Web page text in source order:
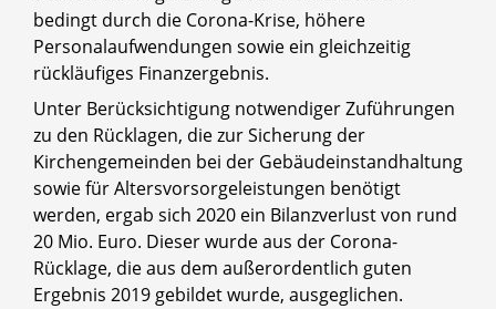
bedingt durch die Corona-Krise, höhere
Personalaufwendungen sowie ein gleichzeitig
rückläufiges Finanzergebnis.
Unter Berücksichtigung notwendiger Zuführungen
zu den Rücklagen, die zur Sicherung der
Kirchengemeinden bei der Gebäudeinstandhaltung
sowie für Altersvorsorgeleistungen benötigt
werden, ergab sich 2020 ein Bilanzverlust von rund
20 Mio. Euro. Dieser wurde aus der Corona-
Rücklage, die aus dem außerordentlich guten
Ergebnis 2019 gebildet wurde, ausgeglichen.